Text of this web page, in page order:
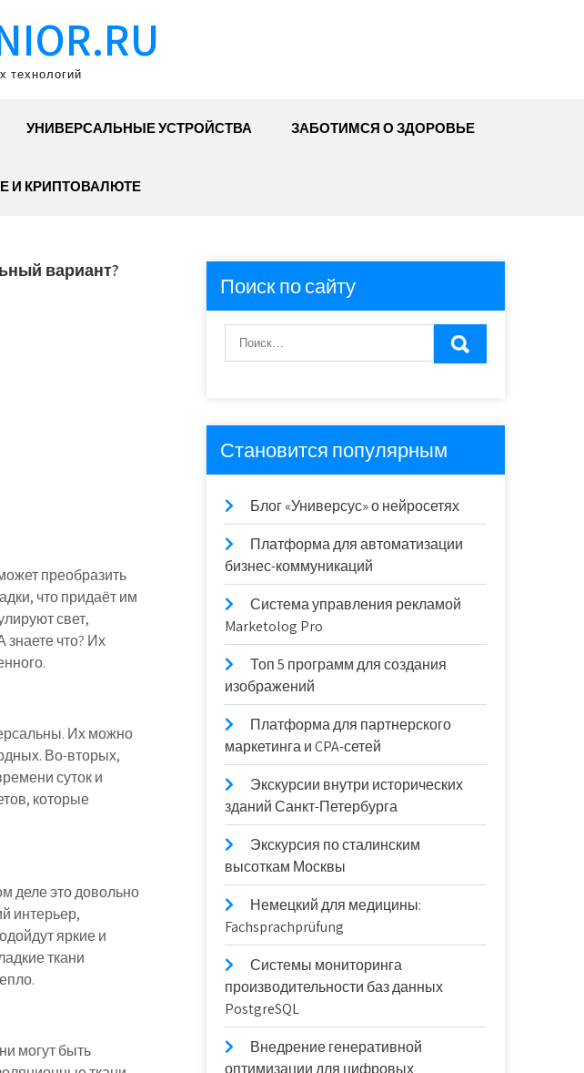
технологий
УНИВЕРСАЛЬНЫЕ УСТРОЙСТВА ЗАБОТИМСЯ О ЗДОРОВЬЕ
И КРИПТОВАЛЮТЕ
вариант?
преобразить
что придаёт им
свет,
что? Их
Их можно
Во-вторых,
суток и
которые
деле это довольно
интерьер,
яркие и
ткани
могут быть
Поиск по сайту
Становится популярным
Блог «Универсус» о нейросетях
Платформа для автоматизации
бизнес-коммуникаций
Система управления рекламой
Marketolog Pro
Топ 5 программ для создания
изображений
Платформа для партнерского
маркетинга и CPA-сетей
Экскурсии внутри исторических
зданий Санкт-Петербурга
Экскурсия по сталинским
высоткам Москвы
Немецкий для медицины:
Fachsprachprüfung
Системы мониторинга
производительности баз данных
PostgreSQL
Внедрение генеративной
оптимизации для цифровых